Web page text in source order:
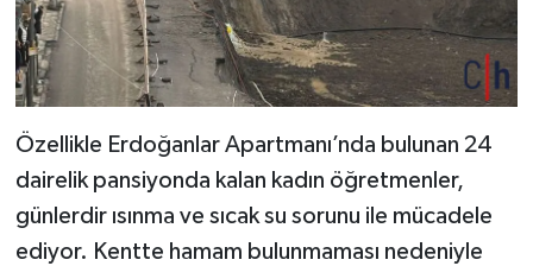
Özellikle Erdoğanlar Apartmanı’nda bulunan 24
dairelik pansiyonda kalan kadın öğretmenler,
günlerdir ısınma ve sıcak su sorunu ile mücadele
ediyor. Kentte hamam bulunmaması nedeniyle